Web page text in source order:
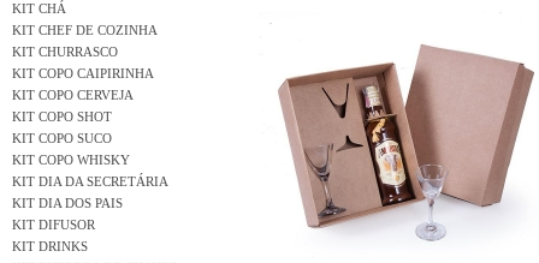
KIT CHÁ
KIT CHEF DE COZINHA
KIT CHURRASCO
KIT COPO CAIPIRINHA
KIT COPO CERVEJA
KIT COPO SHOT
KIT COPO SUCO
KIT COPO WHISKY
KIT DIA DA SECRETÁRIA
KIT DIA DOS PAIS
KIT DIFUSOR
KIT DRINKS